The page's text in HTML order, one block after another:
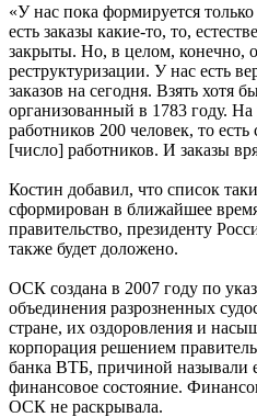
«У нас пока формируется
есть заказы какие-то, то,
закрыты. Но, в целом, конечно,
реструктуризации. У нас есть
заказов на сегодня. Взять хотя
организованный в 1783 году. На
работников 200 человек, то
[число] работников. И заказы
Костин добавил, что список
сформирован в ближайшее
правительство, президенту
также будет доложено.
ОСК создана в 2007 году по
объединения разрозненных
стране, их оздоровления и
корпорация решением
банка ВТБ, причиной называли
финансовое состояние.
ОСК не раскрывала.